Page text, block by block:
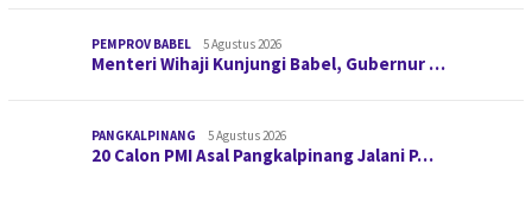
PEMPROV BABEL 5 Agustus 2026
Menteri Wihaji Kunjungi Babel, Gubernur …
PANGKALPINANG 5 Agustus 2026
20 Calon PMI Asal Pangkalpinang Jalani P…